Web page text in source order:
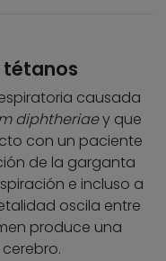
causada
diphtheriaey que
con un paciente
de la garganta
e incluso a
oscila entre
produce una